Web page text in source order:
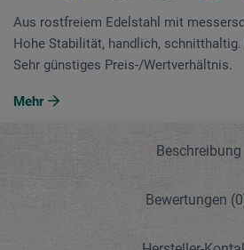
Aus rostfreiem Edelstahl mit
Hohe Stabilität, handlich, schnitthaltig.
Sehr günstiges Preis-/Wertverhältnis.
Mehr
Beschreibung
Bewertungen